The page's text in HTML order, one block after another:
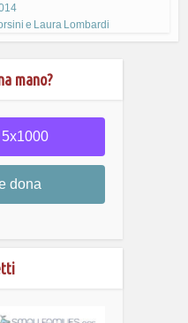
e Laura Lombardi
mano?
dona